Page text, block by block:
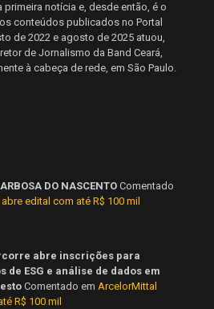
primeira notícia e, desde então, é o
conteúdos publicados no Portal
de 2022 e agosto de 2025 atuou,
de Jornalismo da Band Ceará,
à cabeça de rede, em São Paulo.
DO NASCENTO Comentado
edital com até R$ 100 mil
abre inscrições para
de ESG e análise de dados em
Comentado em ArcelorMittal
R$ 100 mil